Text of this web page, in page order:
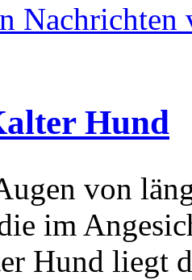
Nachrichten
Hund
von
im
Hund liegt